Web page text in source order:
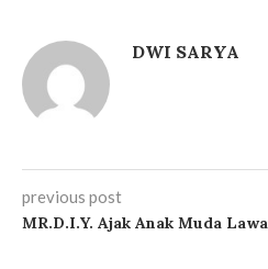
DWI SARYA
previous post
MR.D.I.Y. Ajak Anak Muda